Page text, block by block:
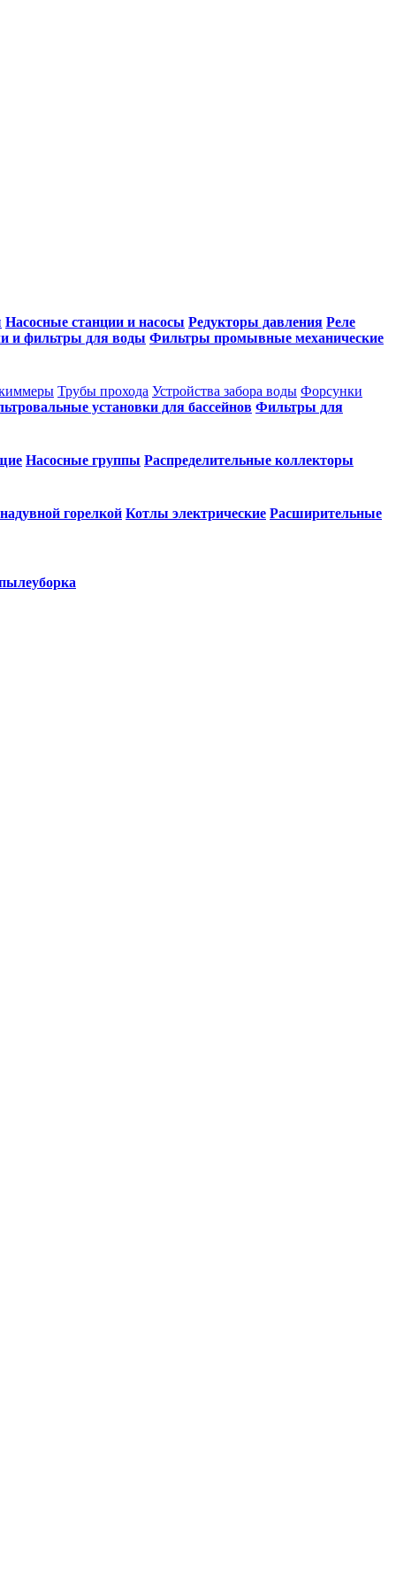
Насосные станции и насосы Редукторы давления Реле
и фильтры для воды Фильтры промывные механические
Трубы прохода Устройства забора воды Форсунки
установки для бассейнов Фильтры для
Насосные группы Распределительные коллекторы
горелкой Котлы электрические Расширительные